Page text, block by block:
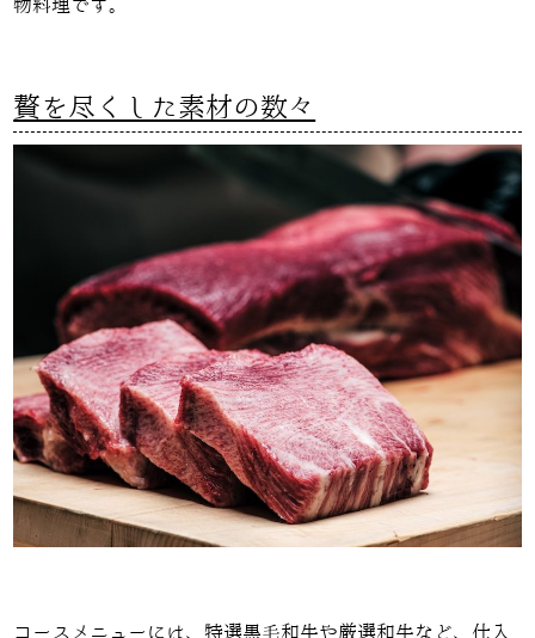
物料理です。
贅を尽くした素材の数々